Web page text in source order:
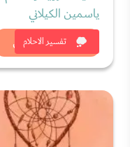
تفسير الاحلام
ياسمين الكيلاني
شاهد الان